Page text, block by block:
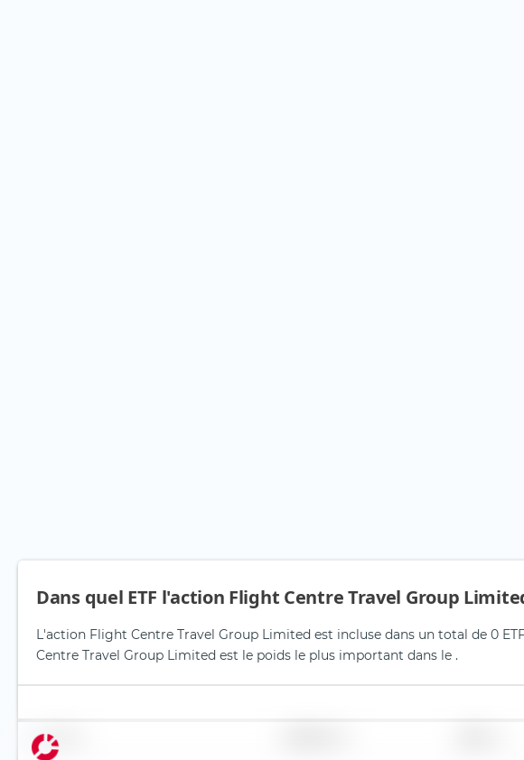
Dans quel ETF l'action Flight Centre Travel Group
L'action Flight Centre Travel Group Limited est incluse dans un total de 0
Centre Travel Group Limited est le poids le plus important dans le .
Nom